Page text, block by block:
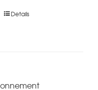
Details